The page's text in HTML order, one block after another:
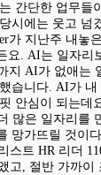
간단한 업무들
시에는 웃고 넘
가 지난주 내놓
요. AI는 일자리
지 AI가 없애는
습니다. AI가 내
안심이 되는데
많은 일자리를
망가뜨릴 것이
스트 HR 리더
고, 절반 가까이